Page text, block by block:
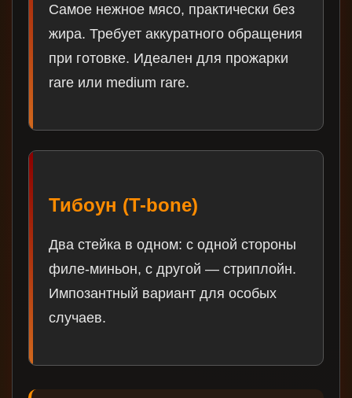
Самое нежное мясо, практически без
жира. Требует аккуратного обращения
при готовке. Идеален для прожарки
rare или medium rare.
Тибоун (T-bone)
Два стейка в одном: с одной стороны
филе-миньон, с другой — стриплойн.
Импозантный вариант для особых
случаев.